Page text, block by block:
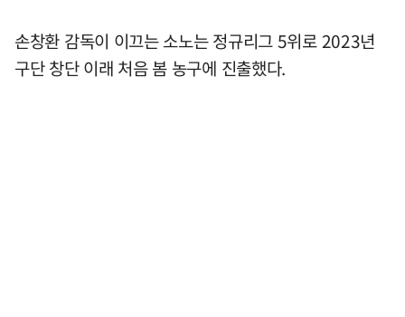
손창환 감독이 이끄는 소노는 정규리그 5위로 2023년
구단 창단 이래 처음 봄 농구에 진출했다.